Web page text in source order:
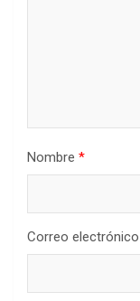
Nombre *
Correo electrónico